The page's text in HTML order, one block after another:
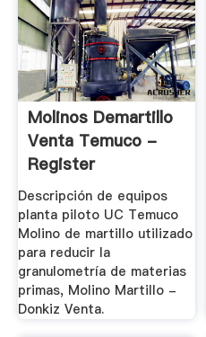
Molinos Demartillo
Venta Temuco -
Register
Descripción de equipos
planta piloto UC Temuco
Molino de martillo utilizado
para reducir la
granulometría de materias
primas, Molino Martillo -
Donkiz Venta.